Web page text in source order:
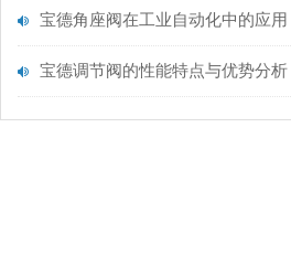
宝德角座阀在工业自动化中的应用
宝德调节阀的性能特点与优势分析